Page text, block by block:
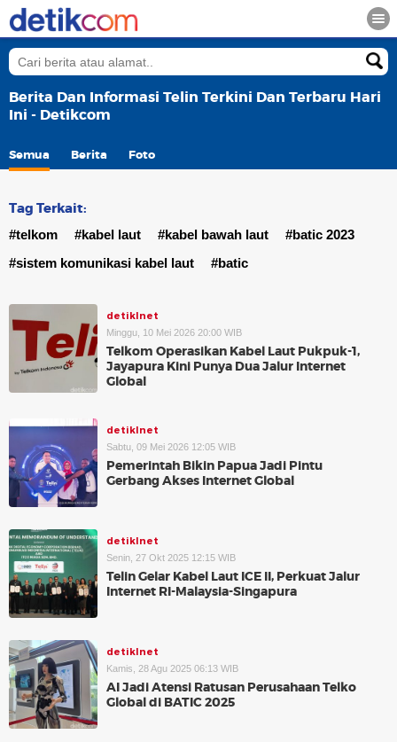
Berita Dan Informasi Telin Terkini Dan Terbaru Hari
Ini - Detikcom
Semua Berita Foto
Tag Terkait:
#telkom #kabel laut #kabel bawah laut
#batic 2023
#sistem komunikasi kabel laut
#batic
detikInet
Minggu, 10 Mei 2026 20:00 WIB
Telkom Operasikan Kabel Laut Pukpuk-1,
Jayapura Kini Punya Dua Jalur Internet
Global
detikInet
Sabtu, 09 Mei 2026 12:05 WIB
Pemerintah Bikin Papua Jadi Pintu
Gerbang Akses Internet Global
detikInet
Senin, 27 Okt 2025 12:15 WIB
Telin Gelar Kabel Laut ICE II, Perkuat Jalur
Internet RI-Malaysia-Singapura
detikInet
Kamis, 28 Agu 2025 06:13 WIB
AI Jadi Atensi Ratusan Perusahaan Telko
Global di BATIC 2025